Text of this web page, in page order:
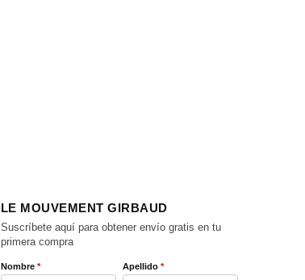
LE MOUVEMENT GIRBAUD
Suscríbete aquí para obtener envío gratis en tu
primera compra
Nombre* Apellido*